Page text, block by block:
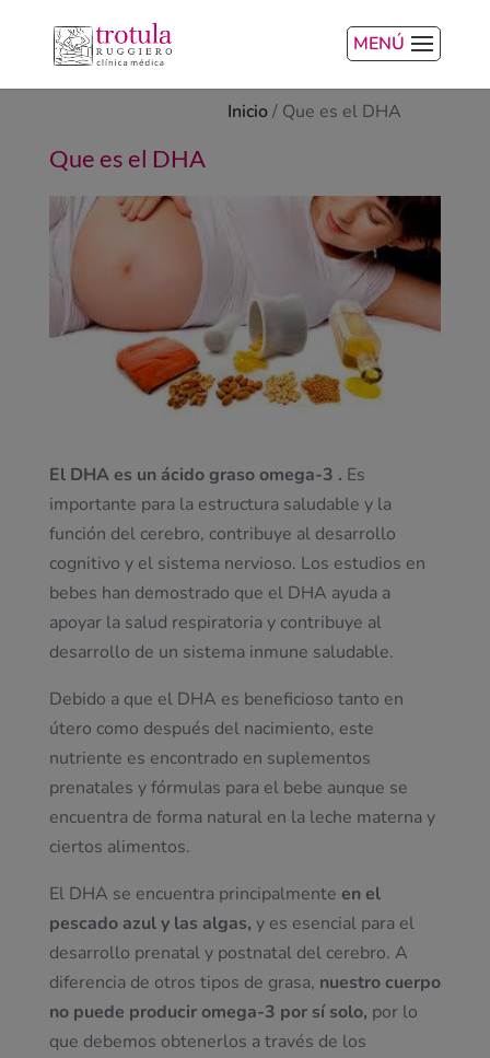
MENÚ
Inicio/ Que es el DHA
Que es el DHA
El DHA es un ácido graso omega-3 . Es
importante para la estructura saludable y la
función del cerebro, contribuye al desarrollo
cognitivo y el sistema nervioso. Los estudios en
bebes han demostrado que el DHA ayuda a
apoyar la salud respiratoria y contribuye al
desarrollo de un sistema inmune saludable.
Debido a que el DHA es beneficioso tanto en
útero como después del nacimiento, este
nutriente es encontrado en suplementos
prenatales y fórmulas para el bebe aunque se
encuentra de forma natural en la leche materna y
ciertos alimentos.
El DHA se encuentra principalmente en el
pescado azul y las algas, y es esencial para el
desarrollo prenatal y postnatal del cerebro. A
diferencia de otros tipos de grasa, nuestro cuerpo
no puede producir omega-3 por sí solo, por lo
que debemos obtenerlos a través de los